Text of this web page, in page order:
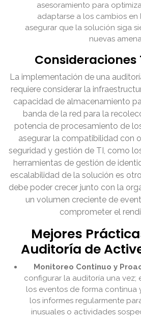
asesoramiento para
adaptarse a los cambios en
asegurar que la solución siga
nuevas
Consideraciones
La implementación de una
requiere considerar la
capacidad de almacenamiento
banda de la red para la
potencia de procesamiento de
asegurar la compatibilidad con
seguridad y gestión de TI, como
herramientas de gestión de
escalabilidad de la solución es
debe poder crecer junto con la
un volumen creciente de
comprometer el
Mejores
Auditoría de
Monitoreo Continuo y
configurar la auditoría una vez;
los eventos de forma continua
los informes regularmente
inusuales o actividades